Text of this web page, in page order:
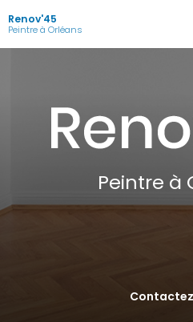
au
contenu
principal
Renov'45
Peintre à Orléans
Peintre à